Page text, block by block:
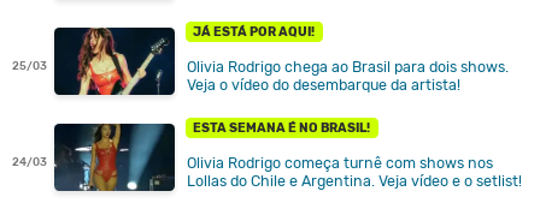
25/03
JÁ ESTÁ POR AQUI!
Olivia Rodrigo chega ao Brasil para dois shows.
Veja o vídeo do desembarque da artista!
24/03
ESTA SEMANA É NO BRASIL!
Olivia Rodrigo começa turnê com shows nos
Lollas do Chile e Argentina. Veja vídeo e o setlist!